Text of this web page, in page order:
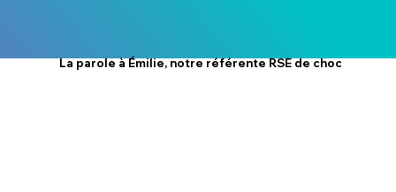
La parole àÉmilie, notre référente RSE de choc